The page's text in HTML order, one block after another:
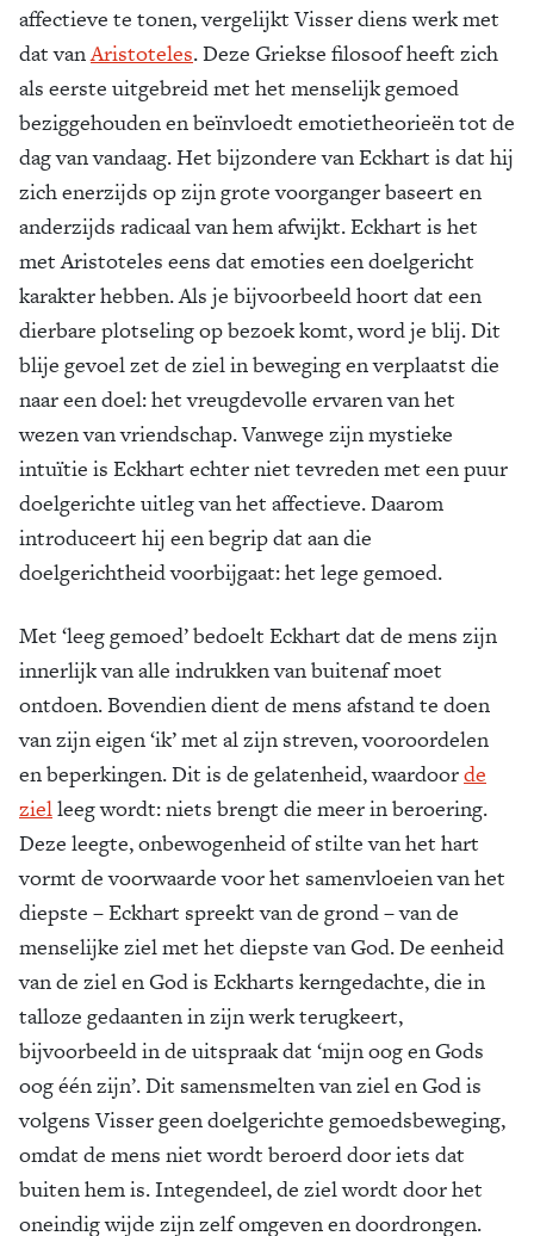
affectieve te tonen, vergelijkt Visser diens werk met
dat vanAristoteles. Deze Griekse filosoof heeft zich
als eerste uitgebreid met het menselijk gemoed
beziggehouden en beïnvloedt emotietheorieën tot de
dag van vandaag. Het bijzondere van Eckhart is dat hij
zich enerzijds op zijn grote voorganger baseert en
anderzijds radicaal van hem afwijkt. Eckhart is het
met Aristoteles eens dat emoties een doelgericht
karakter hebben. Als je bijvoorbeeld hoort dat een
dierbare plotseling op bezoek komt, word je blij. Dit
blije gevoel zet de ziel in beweging en verplaatst die
naar een doel: het vreugdevolle ervaren van het
wezen van vriendschap. Vanwege zijn mystieke
intuïtie is Eckhart echter niet tevreden met een puur
doelgerichte uitleg van het affectieve. Daarom
introduceert hij een begrip dat aan die
doelgerichtheid voorbijgaat: het lege gemoed.
Met ‘leeg gemoed’ bedoelt Eckhart dat de mens zijn
innerlijk van alle indrukken van buitenaf moet
ontdoen. Bovendien dient de mens afstand te doen
van zijn eigen ‘ik’ met al zijn streven, vooroordelen
en beperkingen. Dit is de gelatenheid, waardoorde
zielleeg wordt: niets brengt die meer in beroering.
Deze leegte, onbewogenheid of stilte van het hart
vormt de voorwaarde voor het samenvloeien van het
diepste – Eckhart spreekt van de grond – van de
menselijke ziel met het diepste van God. De eenheid
van de ziel en God is Eckharts kerngedachte, die in
talloze gedaanten in zijn werk terugkeert,
bijvoorbeeld in de uitspraak dat ‘mijn oog en Gods
oog één zijn’. Dit samensmelten van ziel en God is
volgens Visser geen doelgerichte gemoedsbeweging,
omdat de mens niet wordt beroerd door iets dat
buiten hem is. Integendeel, de ziel wordt door het
oneindig wijde zijn zelf omgeven en doordrongen.